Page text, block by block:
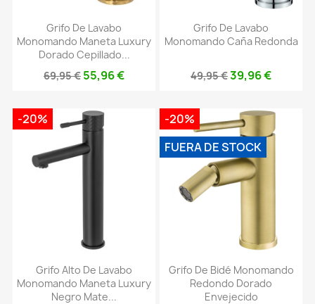
Grifo De Lavabo
Monomando Maneta Luxury
Dorado Cepillado...
69,95 € 55,96 €
Grifo De Lavabo
Monomando Caña Redonda
49,95 €39,96 €
Grifo Alto De Lavabo
Monomando Maneta Luxury
Negro Mate...
-20%
Grifo De Bidé Monomando
Redondo Dorado
Envejecido
-20%
FUERA DE STOCK